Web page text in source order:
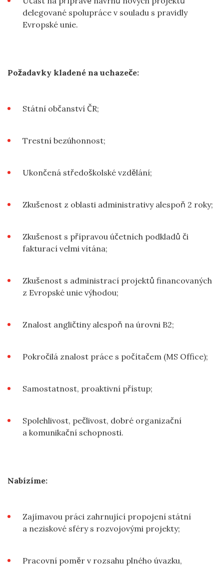
delegované spolupráce v souladu s pravidly
Evropské unie.
Požadavky kladené na uchazeče:
Státní občanství ČR;
Trestní bezúhonnost;
Ukončená středoškolské vzdělání;
Zkušenost z oblasti administrativy alespoň 2 roky;
Zkušenost s přípravou účetních podkladů či
fakturací velmi vítána;
Zkušenost s administrací projektů financovaných
z Evropské unie výhodou;
Znalost angličtiny alespoň na úrovni B2;
Pokročilá znalost práce s počítačem (MS Office);
Samostatnost, proaktivní přístup;
Spolehlivost, pečlivost, dobré organizační
a komunikační schopnosti.
Nabízíme:
Zajímavou práci zahrnující propojení státní
a neziskové sféry s rozvojovými projekty;
Pracovní poměr v rozsahu plného úvazku,